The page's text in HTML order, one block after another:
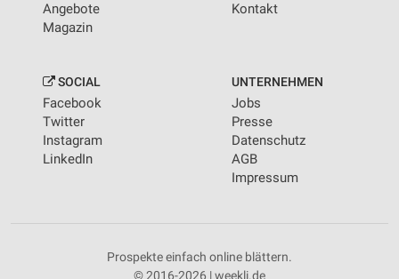
Angebote
Magazin
Kontakt
SOCIAL
Facebook
Twitter
Instagram
LinkedIn
UNTERNEHMEN
Jobs
Presse
Datenschutz
AGB
Impressum
Prospekte einfach online blättern.
© 2016-2026 | weekli.de